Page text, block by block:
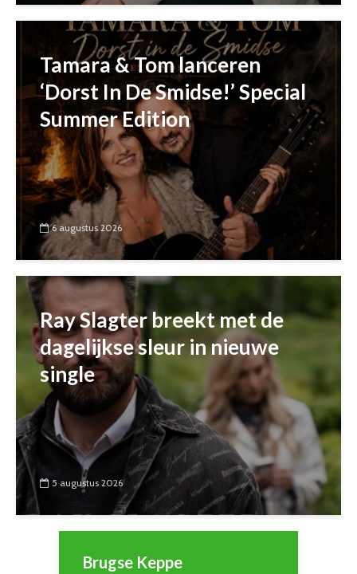
Tamara & Tom lanceren
‘Dorst In De Smidse!’ Special
Summer Edition
6 augustus 2026
Ray Slagter breekt met de
dagelijkse sleur in nieuwe
single
5 augustus 2026
Brugse Keppe